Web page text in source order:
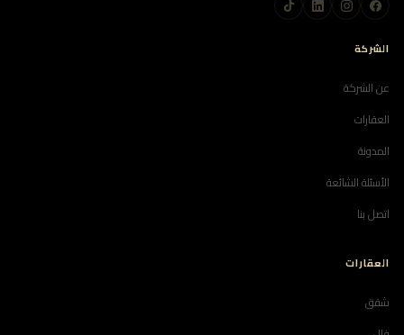
الشركة
عن الشركة
العقارات
المدونة
الأسئلة الشائعة
اتصل بنا
العقارات
شقق